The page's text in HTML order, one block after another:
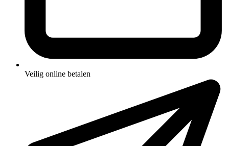
Veilig online betalen